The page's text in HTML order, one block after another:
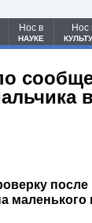
Нос в
НАУКЕ
Нос